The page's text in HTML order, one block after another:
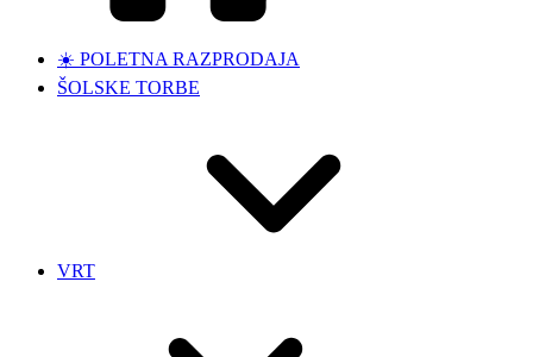
☀️ POLETNA RAZPRODAJA
ŠOLSKE TORBE
VRT